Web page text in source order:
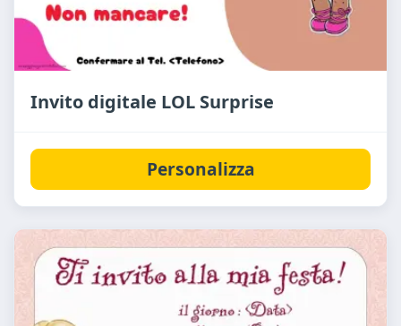
Invito digitale LOL Surprise
Personalizza